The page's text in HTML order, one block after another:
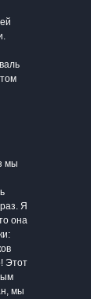
мы
Я
она
Этот
мы